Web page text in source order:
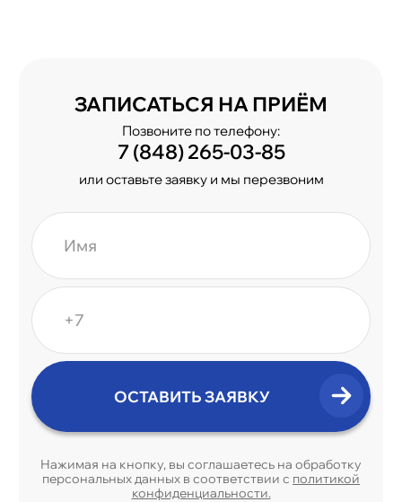
ЗАПИСАТЬСЯ НА ПРИЁМ
Позвоните по телефону:
7 (848) 265-03-85
или оставьте заявку и мы перезвоним
Нажимая на кнопку, вы соглашаетесь на обработку
персональных данных в соответствии с политикой
конфиденциальности.